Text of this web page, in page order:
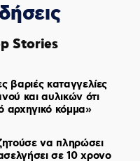
Stories
βαριές καταγγελίες
και αυλικών ότι
αρχηγικό κόμμα»
να πληρώσει
σε 10 χρονο